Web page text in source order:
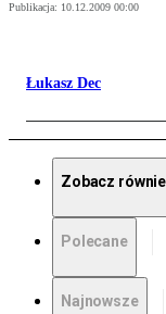
Publikacja: 10.12.2009 00:00
Łukasz Dec
Zobacz
Polecane
Najnowsze